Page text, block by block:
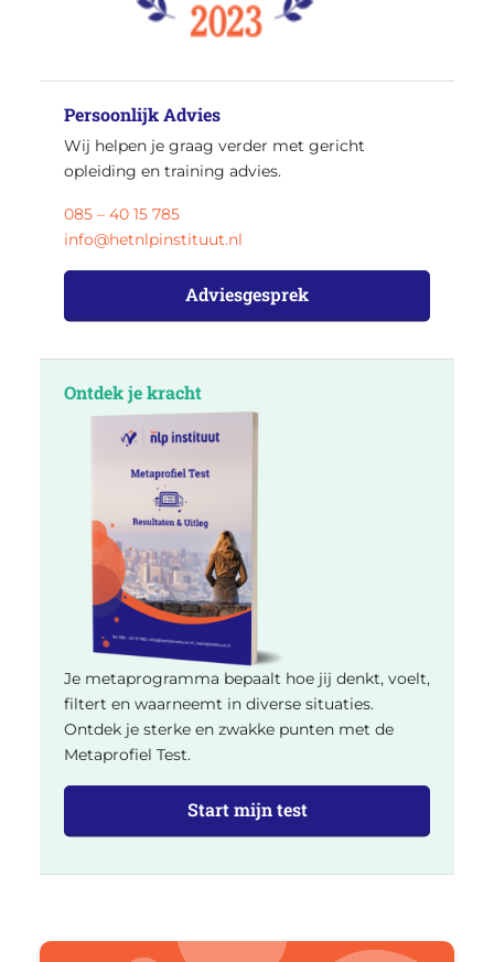
Persoonlijk Advies
Wij helpen je graag verder met gericht
opleiding en training advies.
085 – 40 15 785
info@hetnlpinstituut.nl
Adviesgesprek
Ontdek je kracht
Je metaprogramma bepaalt hoe jij denkt, voelt,
filtert en waarneemt in diverse situaties.
Ontdek je sterke en zwakke punten met de
Metaprofiel Test.
Start mijn test